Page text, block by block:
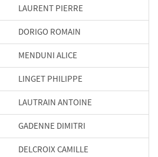
LAURENT PIERRE
DORIGO ROMAIN
MENDUNI ALICE
LINGET PHILIPPE
LAUTRAIN ANTOINE
GADENNE DIMITRI
DELCROIX CAMILLE